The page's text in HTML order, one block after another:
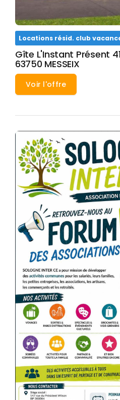
Locations résid. club
Gîte L'Instant Présent
63750 MESSEIX
Voir l'offre